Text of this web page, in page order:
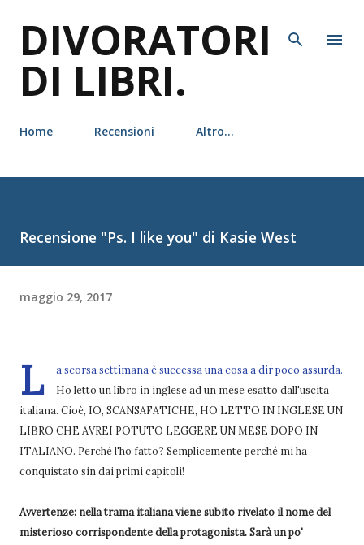
DIVORATORI
DI LIBRI.
Home Recensioni Altro…
Recensione "Ps. I like you" di Kasie West
maggio 29, 2017
L
a scorsa settimana è successa una cosa a dir poco assurda.
Ho letto un libro in inglese ad un mese esatto dall'uscita
italiana. Cioè, IO, SCANSAFATICHE, HO LETTO IN INGLESE UN
LIBRO CHE AVREI POTUTO LEGGERE UN MESE DOPO IN
ITALIANO. Perché l'ho fatto? Semplicemente perché mi ha
conquistato sin dai primi capitoli!
Avvertenze: nella trama italiana viene subito rivelato il nome del
misterioso corrispondente della protagonista. Sarà un po'